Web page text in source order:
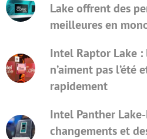
Lake offrent des
meilleures en
Intel Raptor Lake :
n’aiment pas l’été
rapidement
Intel Panther
changements et